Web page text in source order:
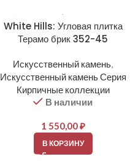
White Hills: Угловая плитка
Терамо брик 352-45
Искусственный камень,
Искусственный камень Серия
Кирпичные коллекции
В наличии
1 550,00₽
В КОРЗИНУ